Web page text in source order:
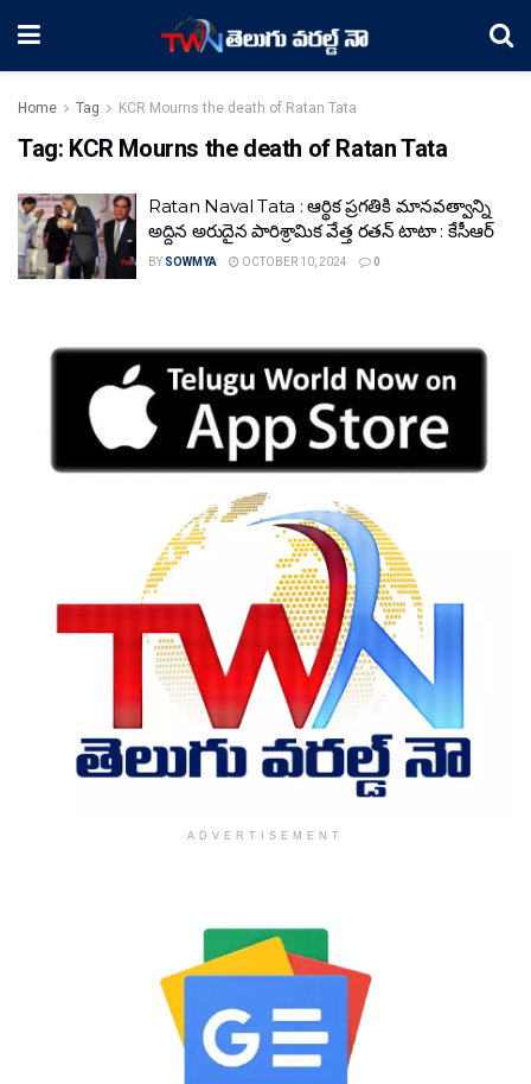
Home Tag KCR Mourns the death of Ratan Tata
Tag: KCR Mourns the death of Ratan Tata
Ratan Naval Tata : ఆర్థిక ప్రగతికి మానవత్వాన్ని
అద్దిన అరుదైన పారిశ్రామిక వేత్త రతన్ టాటా : కేసీఆర్
BY SOWMYA OCTOBER 10, 2024 0
ADVERTISEMENT